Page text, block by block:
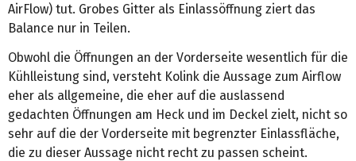
AirFlow) tut. Grobes Gitter als Einlassöffnung ziert das
Balance nur in Teilen.
Obwohl die Öffnungen an der Vorderseite wesentlich für die
Kühlleistung sind, versteht Kolink die Aussage zum Airflow
eher als allgemeine, die eher auf die auslassend
gedachten Öffnungen am Heck und im Deckel zielt, nicht so
sehr auf die der Vorderseite mit begrenzter Einlassfläche,
die zu dieser Aussage nicht recht zu passen scheint.